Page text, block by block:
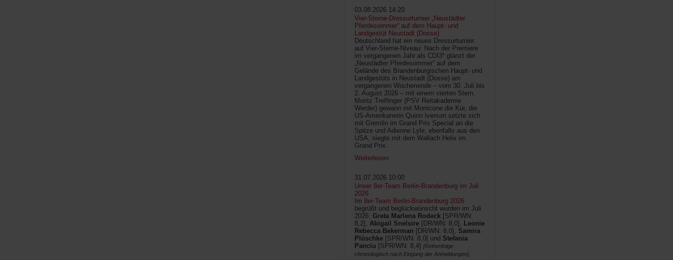
03.08.2026 14:20
Vier-Sterne-Dressurturnier „Neustädter
Pferdesommer“ auf dem Haupt- und
Landgestüt Neustadt (Dosse)
Deutschland hat ein neues Dressurturnier
auf Vier-Sterne-Niveau: Nach der Premiere
im vergangenen Jahr als CDI3* glänzt der
„Neustädter Pferdesommer“ auf dem
Gelände des Brandenburgischen Haupt- und
Landgestüts in Neustadt (Dosse) am
vergangenen Wochenende – vom 30. Juli bis
2. August 2026 – mit einem vierten Stern.
Moritz Treffinger (PSV Reitakademie
Werder) gewann mit Morricone die Kür, die
US-Amerikanerin Quinn Iverson setzte sich
mit Gremlin im Grand Prix Special an die
Spitze und Adienne Lyle, ebenfalls aus den
USA, siegte mit dem Wallach Helix im
Grand Prix.
Weiterlesen
31.07.2026 10:00
Unser 8er-Team Berlin-Brandenburg im Juli
2026
Im 8er-Team Berlin-Brandenburg 2026
begrüßt und beglückwünscht wurden im Juli
2026: Greta Marlena Rodeck [SPR/WN:
8,2], Abigail Snelsire [DR/WN: 8,0], Leonie
Rebecca Bekerman [DR/WN: 8,0], Samira
Plüschke [SPR/WN: 8,0] und Stefania
Panciu [SPR/WN: 8,4] [Reihenfolge
chronologisch nach Eingang der Anmeldungen].